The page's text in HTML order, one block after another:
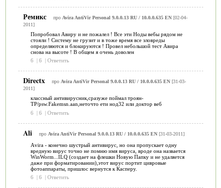
Ремикс про Avira AntiVir Personal 9.0.0.13 RU / 10.0.0.635 EN[02-04-
2011]
Попробовал Авиру и не пожалел ! Все эти Ноды вебы рядом не
стояли ! Систему не грузит и в тоже время все зловреды
определяются и блокируются ! Провел небольшой тест Авира
снова на высоте ! В общем я очень доволен
6
| 6 | Ответить
Directx про Avira AntiVir Personal 9.0.0.13 RU / 10.0.0.635 EN[31-03-
2011]
классный антивирусник,сразуже поймал троян-
TP/psw.Fakemsn.aan,неточто ети нод32 или доктор веб
6
| 6 | Ответить
Ali про Avira AntiVir Personal 9.0.0.13 RU / 10.0.0.635 EN[31-03-2011]
Аvira - конечно шустрый антивирус, но она пропускает одну
вредную вирус точно не помню имя вируса, вроде она назвается
WinWorm...ILQ (создает на флешки Новую Папку и не удаляется
даже при форматировании),этот вирус портит цивровые
фотоаппараты, пришлос вернутся к Касперу.
6
| 6 | Ответить